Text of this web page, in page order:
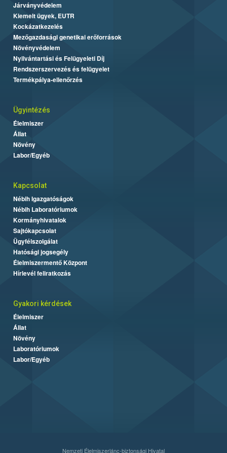
Járványvédelem
Kiemelt ügyek, EUTR
Kockázatkezelés
Mezőgazdasági genetikai erőforrások
Növényvédelem
Nyilvántartási és Felügyeleti Díj
Rendszerszervezés és felügyelet
Termékpálya-ellenőrzés
Ügyintézés
Élelmiszer
Állat
Növény
Labor/Egyéb
Kapcsolat
Nébih Igazgatóságok
Nébih Laboratóriumok
Kormányhivatalok
Sajtókapcsolat
Ügyfélszolgálat
Hatósági jogsegély
Élelmiszermentő Központ
Hírlevél feliratkozás
Gyakori kérdések
Élelmiszer
Állat
Növény
Laboratóriumok
Labor/Egyéb
Nemzeti Élelmiszerlánc-biztonsági Hivatal